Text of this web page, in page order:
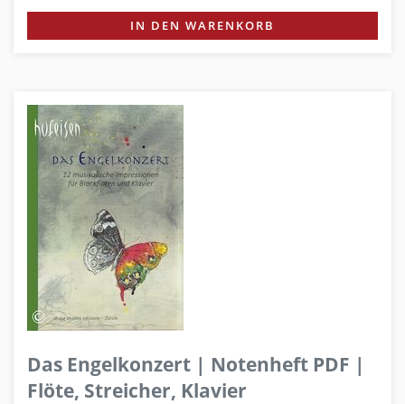
IN DEN WARENKORB
Das Engelkonzert | Notenheft PDF |
Flöte, Streicher, Klavier